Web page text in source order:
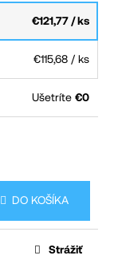
€121,77 / ks
€115,68 / ks
Ušetríte €0
DO KOŠÍKA
Strážiť